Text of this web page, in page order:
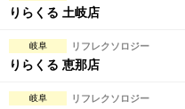
日本人スタッフのみ
スタッフ指名可
りらくる 土岐店
岐阜 リフレクソロジー
りらくる 恵那店
岐阜 リフレクソロジー